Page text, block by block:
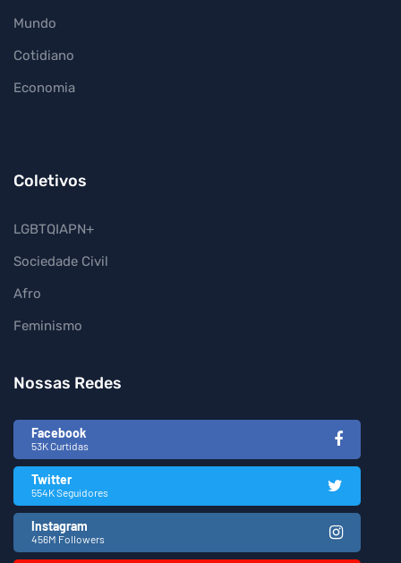
Mundo
Cotidiano
Economia
Coletivos
LGBTQIAPN+
Sociedade Civil
Afro
Feminismo
Nossas Redes
Facebook
53K Curtidas
Twitter
554K Seguidores
Instagram
456M Followers